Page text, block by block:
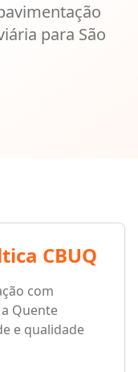
para São
CBUQ
com
Quente
e qualidade